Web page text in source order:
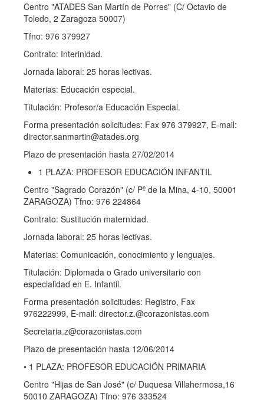
Centro "ATADES San Martín de Porres" (C/ Octavio de
Toledo, 2 Zaragoza 50007)
Tfno: 976 379927
Contrato: Interinidad.
Jornada laboral: 25 horas lectivas.
Materias: Educación especial.
Titulación: Profesor/a Educación Especial.
Forma presentación solicitudes: Fax 976 379927, E-mail:
director.sanmartin@atades.org
Plazo de presentación hasta 27/02/2014
1 PLAZA: PROFESOR EDUCACIÓN INFANTIL
Centro "Sagrado Corazón" (c/ Pº de la Mina, 4-10, 50001
ZARAGOZA) Tfno: 976 224864
Contrato: Sustitución maternidad.
Jornada laboral: 25 horas lectivas.
Materias: Comunicación, conocimiento y lenguajes.
Titulación: Diplomada o Grado universitario con
especialidad en E. Infantil.
Forma presentación solicitudes: Registro, Fax
976222999, E-mail: director.z.@corazonistas.com
Secretaria.z@corazonistas.com
Plazo de presentación hasta 12/06/2014
• 1 PLAZA: PROFESOR EDUCACIÓN PRIMARIA
Centro "Hijas de San José" (c/ Duquesa Villahermosa,16
50010 ZARAGOZA) Tfno: 976 333524